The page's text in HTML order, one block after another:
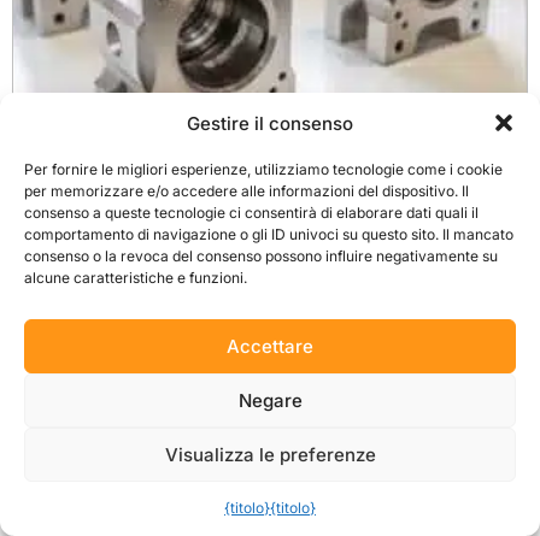
Gestire il consenso
Per fornire le migliori esperienze, utilizziamo tecnologie come i cookie
per memorizzare e/o accedere alle informazioni del dispositivo. Il
consenso a queste tecnologie ci consentirà di elaborare dati quali il
comportamento di navigazione o gli ID univoci su questo sito. Il mancato
consenso o la revoca del consenso possono influire negativamente su
alcune caratteristiche e funzioni.
Accettare
Negare
Visualizza le preferenze
{titolo}{titolo}
10 grandi vantaggi della fresatura CNC
Perché la fresatura CNC è una tecnologia così popolare? Ecco 10 motivi.
Leggi tutto